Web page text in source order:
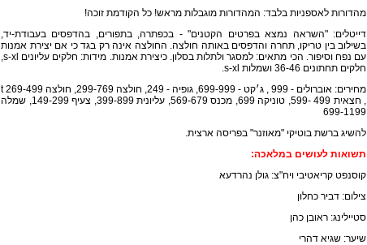
מהדורות לאספניות בלבד: המהדורות מוגבלות מראש! כל הקודמת זוכה!
דייטלים: "השראה נמצא בפרטים הקטנים" - בכפתרה, בתפורים, בהדפסים בעבודת-יד,
בשילוב בין טריקו, תחרה והדפסים באותה חולצה. החולצה אינה רק בגד כי אם יצירת אמנות
עם נפח וסיפור. הכי מתאים: למסגר ולתלות בסלון. כיצירת אמנות. מידות: חלקים עליונים s-xl,
חלקים תחתונים 36-46 ושמלות s-xl.
מחירים: אוברולים - 999 , ג׳קט - 699-999, גופיה - 249, חולצה 299-769, חולצה t 269-499
, חצאית 499 -599, טוניקה 699, מכנס 569-679, עליונית 399-899, צעיף 149-299, שמלה
699-1199
להשיג ברשת בוטיקי "מאוזנר" בפריסה ארצית.
תשואות לעושים במלאכה:
קוסנפט קריאטיבי ויח"צ: גולן נהרדעא
צילום: דביר כחלון
סטיילינג: ראובן כהן
שיער: שגיא דהרי